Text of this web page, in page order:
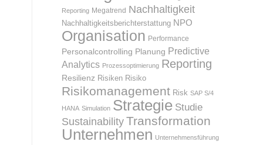
Reporting Megatrend Nachhaltigkeit
Nachhaltigkeitsberichterstattung NPO
Organisation Performance
Personalcontrolling Planung Predictive
Analytics Prozessoptimierung Reporting
Resilienz Risiken Risiko
Risikomanagement Risk SAP S/4
HANA Simulation Strategie Studie
Sustainability Transformation
Unternehmen Unternehmensführung